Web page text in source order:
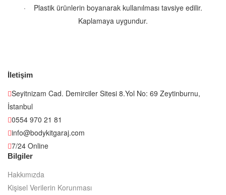
· Plastik ürünlerin boyanarak kullanılması tavsiye edilir.
Kaplamaya uygundur.
İletişim
Seyitnizam Cad. Demirciler Sitesi 8.Yol No: 69 Zeytinburnu,
İstanbul
0554 970 21 81
info@bodykitgaraj.com
7/24 Online
Bilgiler
Hakkımızda
Kişisel Verilerin Korunması